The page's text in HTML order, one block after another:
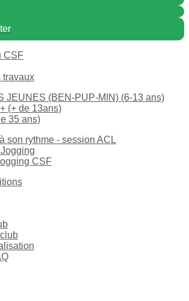
CSF
travaux
JEUNES (BEN-PUP-MIN) (6-13 ans)
(+ de 13ans)
35 ans)
son rythme - session ACL
CSF